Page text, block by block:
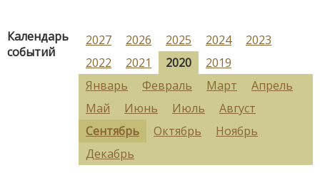
Календарь
событий
2027 2026 2025 2024
2023
2022
2021 2020
2019
Январь
Февраль Март
Апрель
Май
Июнь Июль
Август
Сентябрь
Октябрь
Ноябрь
Декабрь